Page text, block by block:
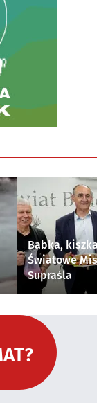
Babka, kiszka i
Światowe
Supraśla